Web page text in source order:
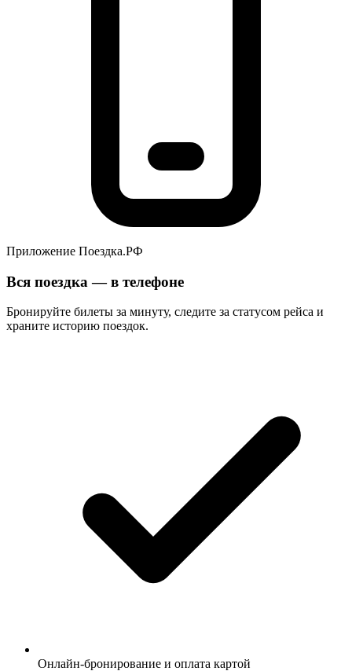
Приложение Поездка.РФ
Вся поездка — в телефоне
Бронируйте билеты за минуту, следите за статусом рейса и
храните историю поездок.
Онлайн-бронирование и оплата картой